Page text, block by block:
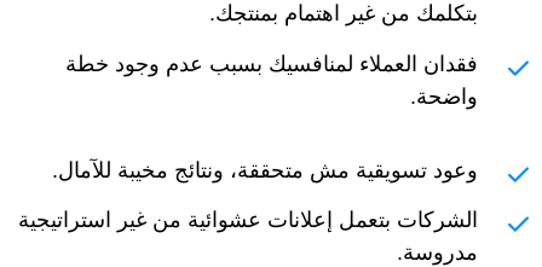
بتكلمك من غير اهتمام بمنتجك.
فقدان العملاء لمنافسيك بسبب عدم وجود خطة
واضحة.
وعود تسويقية مش متحققة، ونتائج مخيبة للآمال.
الشركات بتعمل إعلانات عشوائية من غير استراتيجية
مدروسة.